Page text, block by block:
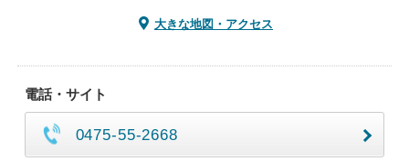
大きな地図・アクセス
電話・サイト
0475-55-2668